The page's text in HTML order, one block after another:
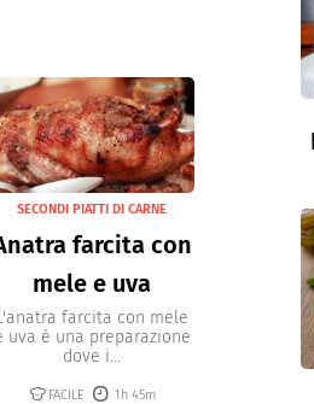
SECONDI PIATTI DI CARNE
farcita con
mele e uva
farcita con mele
uva è una preparazione
dove i...
FACILE 1h 45m